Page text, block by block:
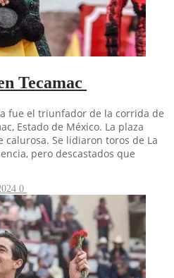
Tecamac
fue el triunfador de la corrida de
Estado de México. La plaza
Se lidiaron toros de La
pero descastados que
0